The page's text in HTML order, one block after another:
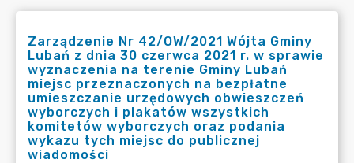
Zarządzenie Nr 42/OW/2021 Wójta Gminy
Lubań z dnia 30 czerwca 2021 r. w sprawie
wyznaczenia na terenie Gminy Lubań
miejsc przeznaczonych na bezpłatne
umieszczanie urzędowych obwieszczeń
wyborczych i plakatów wszystkich
komitetów wyborczych oraz podania
wykazu tych miejsc do publicznej
wiadomości